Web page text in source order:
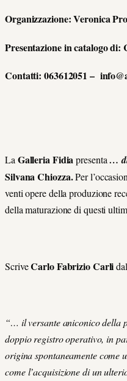
Organizzazione: Veronica
Presentazione in catalogo
Contatti: 063612051 –
LaGalleria Fidiapresenta… di
Silvana Chiozza.Per
venti opere della produzione
della maturazione di questi
ScriveCarlo Fabrizio Carli
“… il versante aniconico della
doppio registro operativo, in
origina spontaneamente come
come l’acquisizione di un